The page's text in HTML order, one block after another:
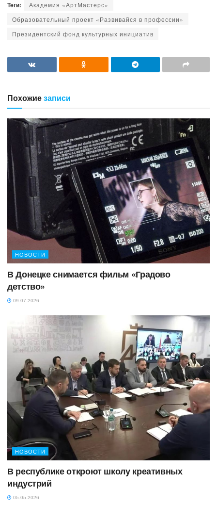
Теги:
Академия «АртМастерс»
Образовательный проект «Развивайся в профессии»
Президентский фонд культурных инициатив
Похожиезаписи
НОВОСТИ
В Донецке снимается фильм «Градово
детство»
09.07.2026
НОВОСТИ
В республике откроют школу креативных
индустрий
05.05.2026